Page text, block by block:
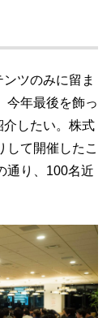
ツのみに留ま
今年最後を飾っ
したい。株式
して開催したこ
通り、100名近